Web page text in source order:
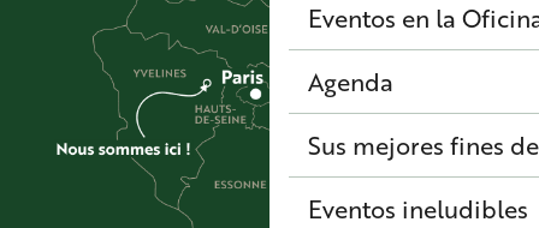
Eventos en la
Agenda
Sus mejores fines
Eventos ineludibles